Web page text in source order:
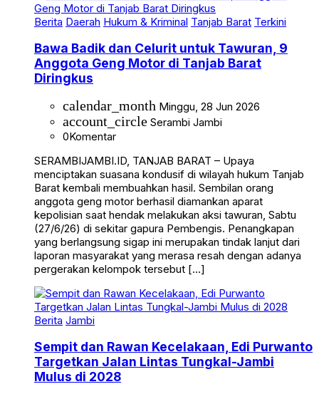
Berita Daerah Hukum & Kriminal Tanjab Barat
Anggota Geng Motor di Tanjab Barat
Diringkus
account_circleSerambi Jambi
0Komentar
menciptakan suasana kondusif di wilayah hukum Tanjab
Barat kembali membuahkan hasil. Sembilan orang
anggota geng motor berhasil diamankan aparat
kepolisian saat hendak melakukan aksi tawuran, Sabtu
(27/6/26) di sekitar gapura Pembengis. Penangkapan
yang berlangsung sigap ini merupakan tindak lanjut dari
laporan masyarakat yang merasa resah dengan adanya
pergerakan kelompok tersebut […]
Berita Jambi
Targetkan Jalan Lintas Tungkal-Jambi
Mulus di 2028